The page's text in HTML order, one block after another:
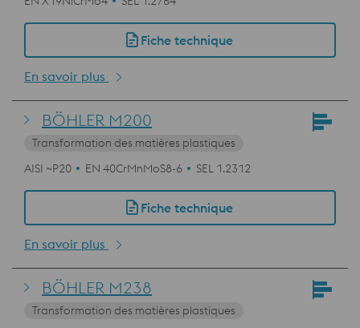
Fiche technique
En savoir plus
BÖHLER M200
Transformation des matières plastiques
AISI ~P20
EN 40CrMnMoS8-6 SEL 1.2312
Fiche technique
En savoir plus
BÖHLER M238
Transformation des matières plastiques